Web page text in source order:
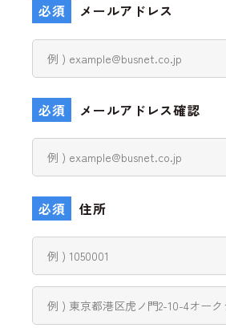
必須 メールアドレス
必須 メールアドレス確認
必須 住所